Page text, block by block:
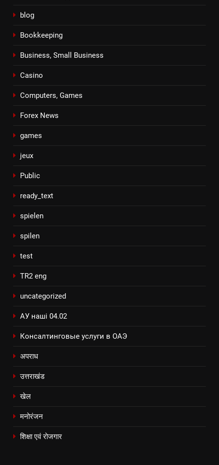
blog
Bookkeeping
Business, Small Business
Casino
Computers, Games
Forex News
games
jeux
Public
ready_text
spielen
spilen
test
TR2 eng
uncategorized
АУ наші 04.02
Консалтинговые услуги в ОАЭ
अपराध
उत्तराखंड
खेल
मनोरंजन
शिक्षा एवं रोजगार